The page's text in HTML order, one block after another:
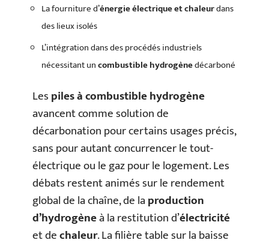
La fourniture d’énergie électrique et chaleurdans
des lieux isolés
L’intégration dans des procédés industriels
nécessitant uncombustible hydrogènedécarboné
Lespiles à combustible hydrogène
avancent comme solution de
décarbonation pour certains usages précis,
sans pour autant concurrencer le tout-
électrique ou le gaz pour le logement. Les
débats restent animés sur le rendement
global de la chaîne, de laproduction
d’hydrogèneà la restitution d’électricité
et dechaleur. La filière table sur la baisse